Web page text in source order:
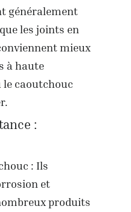
généralement
les joints en
mieux
à haute
caoutchouc
:
: Ils
et
produits